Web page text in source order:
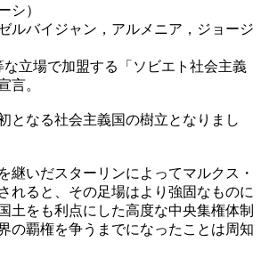
シ）
ルバイジャン，アルメニア，ジョージ
立場で加盟する「ソビエト社会主義
言。
となる社会主義国の樹立となりまし
継いだスターリンによってマルクス・
れると、その足場はより強固なものに
土をも利点にした高度な中央集権体制
の覇権を争うまでになったことは周知